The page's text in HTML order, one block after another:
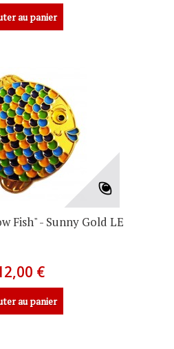
au panier
Fish" - Sunny Gold LE
€
au panier